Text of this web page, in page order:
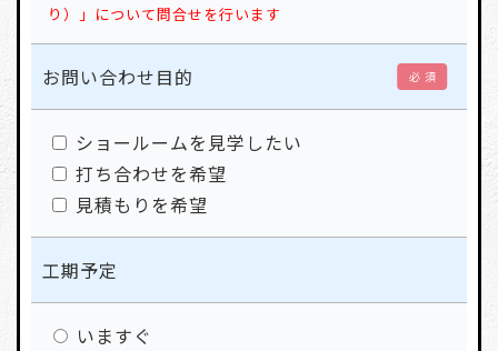
り）」について問合せを行います
お問い合わせ目的 必 須
ショールームを見学したい
打ち合わせを希望
見積もりを希望
工期予定
いますぐ